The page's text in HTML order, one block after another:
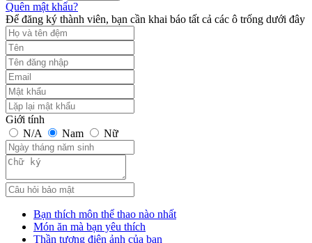
Quên mật khẩu?
Để đăng ký thành viên, bạn cần khai báo tất cả các ô trống dưới đây
Giới tính
N/A
Nam Nữ
Bạn thích môn thể thao nào nhất
Món ăn mà bạn yêu thích
Thần tượng điện ảnh của bạn